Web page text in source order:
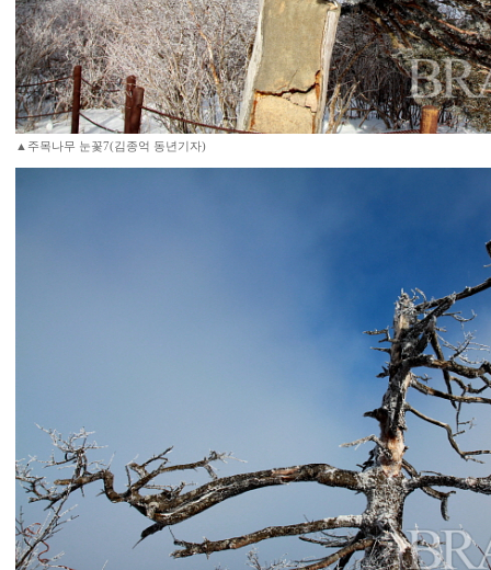
▲주목나무 눈꽃7(김종억 동년기자)